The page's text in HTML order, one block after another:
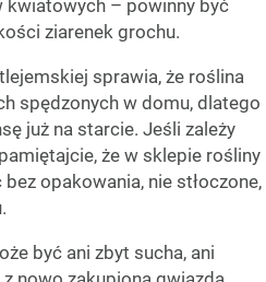
kwiatowych – powinny być
ziarenek grochu.
sprawia, że roślina
spędzonych w domu, dlatego
już na starcie. Jeśli zależy
że w sklepie rośliny
opakowania, nie stłoczone,
być ani zbyt sucha, ani